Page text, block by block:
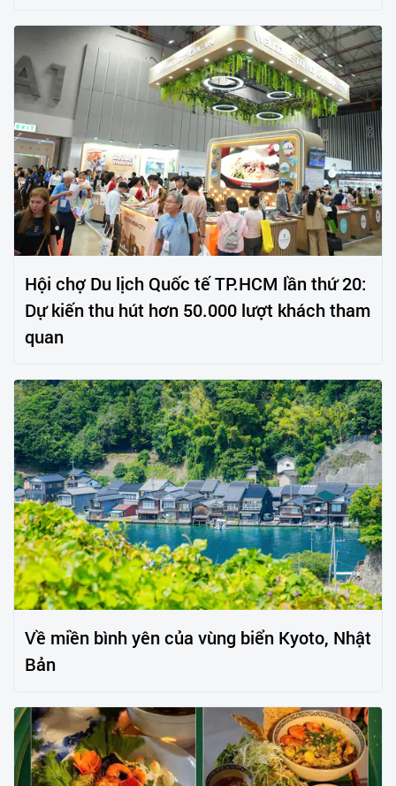
Hội chợ Du lịch Quốc tế TP.HCM lần thứ 20:
Dự kiến thu hút hơn 50.000 lượt khách tham
quan
Về miền bình yên của vùng biển Kyoto, Nhật
Bản